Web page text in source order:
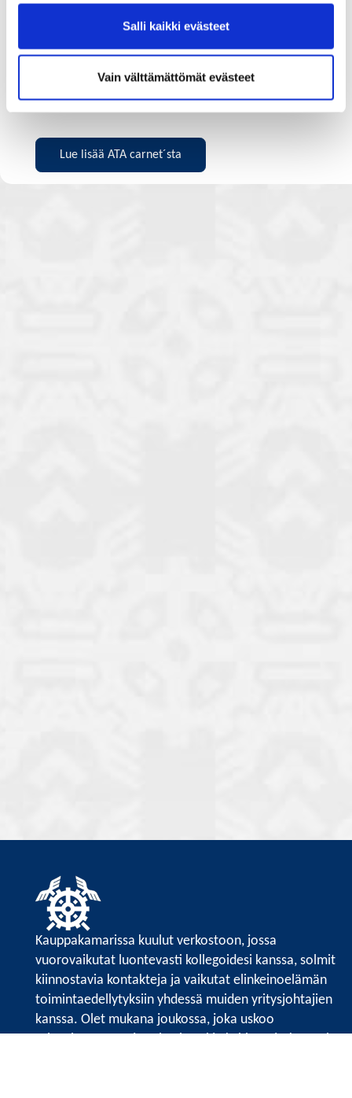
Salli kaikki evästeet
Vain välttämättömät evästeet
– Karjanäyttely Sveitsissä oli hieno kokemus. Nuorin
kolmanneksi – sijoitus on todella hyvä, kun otetaan
huomioon kisan kova taso, Vanhatalo kertoo
ylpeänä.
Lue lisää ATA carnet´sta
Kauppakamarissa kuulut verkostoon, jossa
vuorovaikutat luontevasti kollegoidesi kanssa, solmit
kiinnostavia kontakteja ja vaikutat elinkeinoelämän
toimintaedellytyksiin yhdessä muiden yritysjohtajien
kanssa. Olet mukana joukossa, joka uskoo